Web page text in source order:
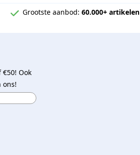
Grootste aanbod: 60.000+ artikelen
Ook
ons!